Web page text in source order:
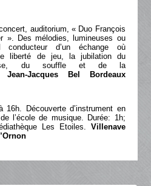
auditorium, « Duo François
». Des mélodies, lumineuses ou
d’un échange où
liberté de jeu, la jubilation du
du souffle et de la
Jean-Jacques Bel Bordeaux
16h. Découverte d’instrument en
l’école de musique. Durée: 1h;
Les Etoiles. Villenave